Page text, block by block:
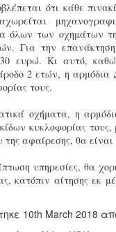
ότι κάθε
όλων των οχημάτων
Για την
30 ευρώ. Κι αυτό,
2 ετών, η
τους.
οχήματα, η
κυκλοφορίας
της αφαίρεσης, θα
υπηρεσίες, θα
κατόπιν αίτησης εκ
10th March 2018
και θερινής άδειας
του
δεκαετιών που
4
Εγγύκλιος ΥΠ.ΕΣ:
Γνωστοποίηση
Παροχή οδηγιών.
κατεβάστε την
Με διαρροή 2 μέρες
ενημερώνει το ΣτΕ